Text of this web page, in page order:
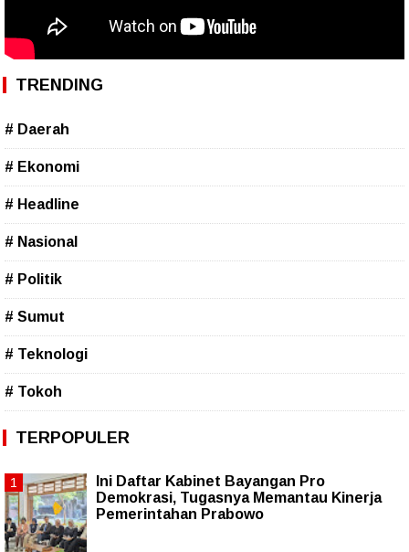
TRENDING
# Daerah
# Ekonomi
# Headline
# Nasional
# Politik
# Sumut
# Teknologi
# Tokoh
TERPOPULER
Ini Daftar Kabinet Bayangan Pro
Demokrasi, Tugasnya Memantau Kinerja
Pemerintahan Prabowo